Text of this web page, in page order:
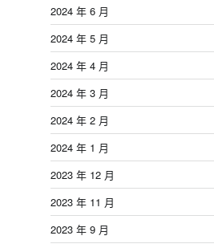
2024 年 6 月
2024 年 5 月
2024 年 4 月
2024 年 3 月
2024 年 2 月
2024 年 1 月
2023 年 12 月
2023 年 11 月
2023 年 9 月